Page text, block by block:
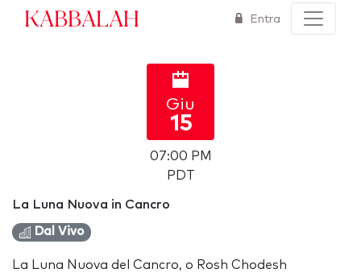
Kabbalah Entra
Giu
15
07:00 PM
PDT
La Luna Nuova in Cancro
Dal Vivo
La Luna Nuova del Cancro, o Rosh Chodesh